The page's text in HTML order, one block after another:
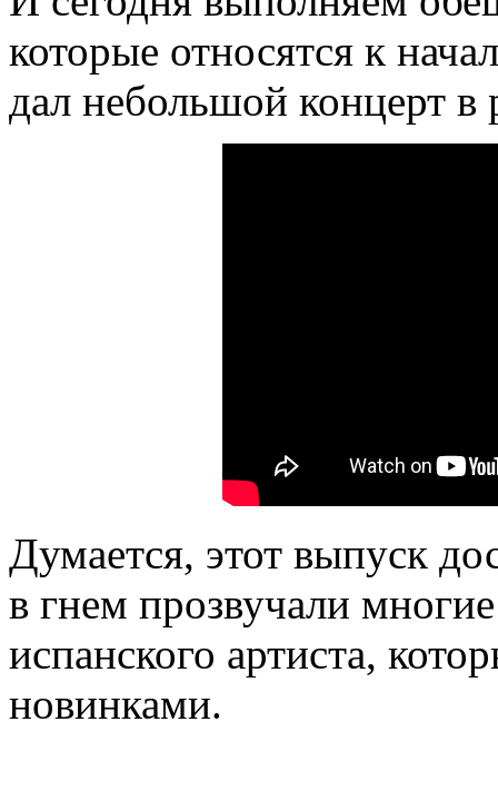
которые относятся к
дал небольшой концерт в
Думается, этот выпуск
в гнем прозвучали
испанского артиста,
новинками.